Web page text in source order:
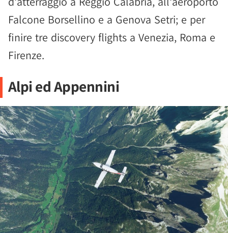
Falcone Borsellino e a Genova Setri; e per
finire tre discovery flights a Venezia, Roma e
Firenze.
Alpi ed Appennini